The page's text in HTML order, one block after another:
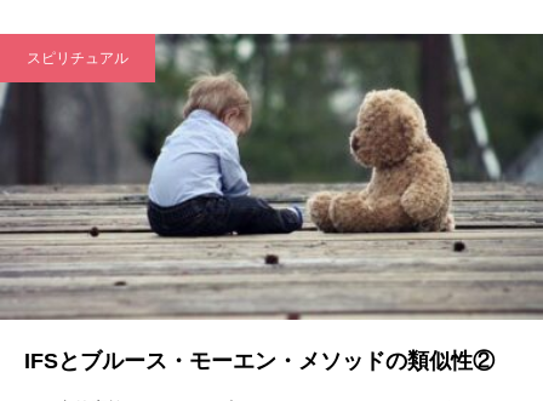
スピリチュアル
IFSとブルース・モーエン・メソッドの類似性②